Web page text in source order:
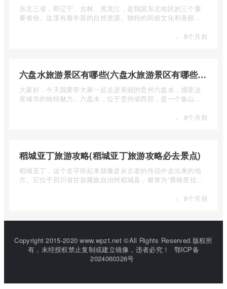
东北三省，即辽宁、吉林、黑龙江，是我国东北地区的三个重
要省份。这里有着丰富的自然资源、独特的民俗文化和美丽的
· 8个月前
六盘水旅游景区有哪些(六盘水旅游景区有哪些景点值得去)
大家好，今天我要带大家一起走进美丽的贵州六盘水，感受这
座城市的独特魅力。六盘水，位于贵州省西部，是一个集山水
· 8个月前
稻城亚丁旅游攻略(稻城亚丁旅游攻略必去景点)
稻城亚丁，这个名字听起来就像是从古老的传说中走出来的地
方。它位于四川省甘孜藏族自治州稻城县，被誉为“香格里拉的
· 8个月前
Copyright 2015-2020 www.wpzt.net ©All Rights Reserved.版权所
有，未经授权禁止复制或建立镜像，违者必究！
鄂ICP备
2024060326号